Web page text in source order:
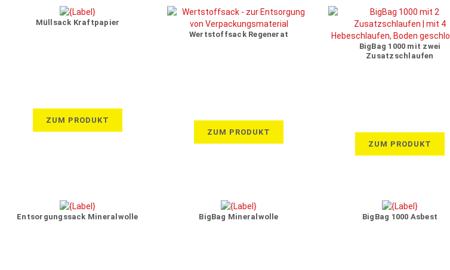
Müllsack Kraftpapier
ZUM PRODUKT
Wertstoffsack Regenerat
ZUM PRODUKT
BigBag 1000 mit zwei
Zusatzschlaufen
ZUM PRODUKT
Entsorgungssack Mineralwolle BigBag Mineralwolle BigBag 1000 Asbest